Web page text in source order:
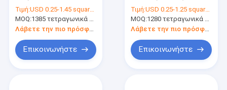
Γεωυφάσματα της
EVA ύφασμα
αποξηράνσεων για
στέγης
Τιμή:USD 0.25-1.45 square meters
MOQ:1385 τετραγωνικά μέτρα
Λάβετε την πιο πρόσφατη τιμή
Επικοινωνήστε
σκάφος της γραμμής
λιμνών για τη λίμνη
αγγουριών θάλασσας
Τιμή:USD 0.25-1.25 square meters
MOQ:1280 τετραγωνικά μέτρα
Επικοινωνήστε